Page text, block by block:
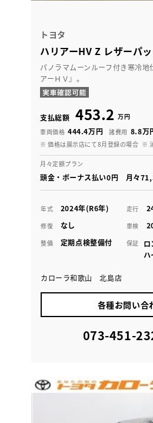
トヨタ
ハリアーHV Z レザーパ
パノラマムーンルーフ付き寒冷
アーＨＶ』。
支払総額 453.2 万円
車両価格 444.4万円 諸費用 8.8万
※ 価格は展示店にて8月登録の場合 ※
月々定額プラン
頭金・ボーナス払い0円 月々
年式 2024年(R6年) 走行
修復 なし 車検
整備 定期点検整備付 保証
ハ
カローラ和歌山 北島店
各種お問い合
073-451-